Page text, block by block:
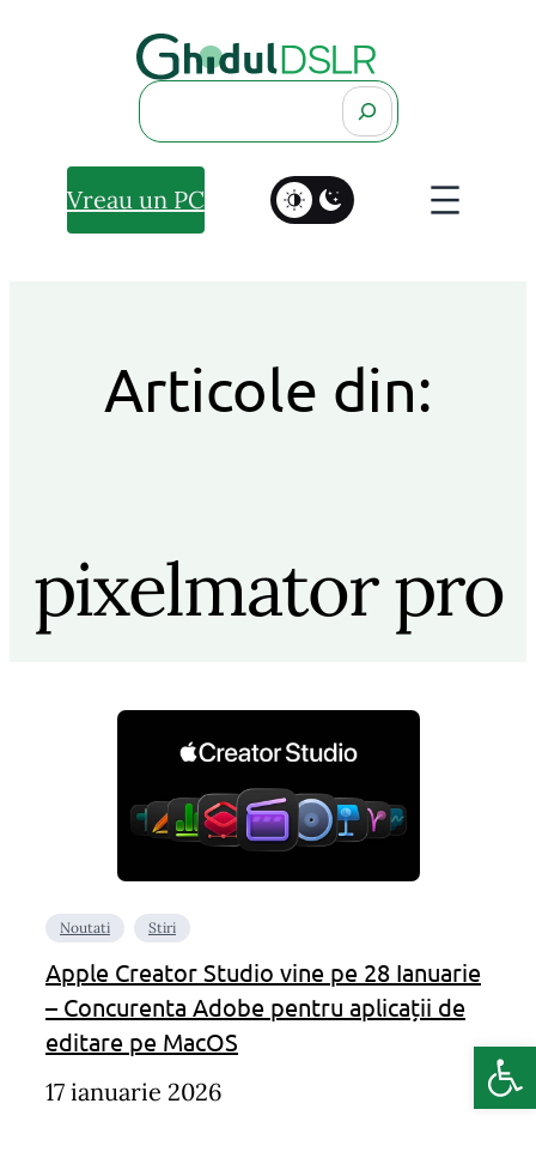
Search
Vreau un PC
Articole din:
pixelmator pro
Noutati Stiri
Apple Creator Studio vine pe 28 Ianuarie
– Concurenta Adobe pentru aplicații de
editare pe MacOS
17 ianuarie 2026